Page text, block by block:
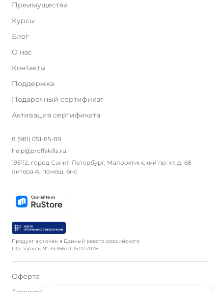
Преимущества
Курсы
Блог
О нас
Контакты
Поддержка
Подарочный сертификат
Активация сертификата
8 (981) 051-85-88
help@proffskills.ru
195112, город Санкт-Петербург, Малоохтинский пр-кт, д. 68
литера А, помещ. 6нс
Продукт включён в Единый реестр российского
ПО, запись № 34366 от 15.07.2026
Оферта